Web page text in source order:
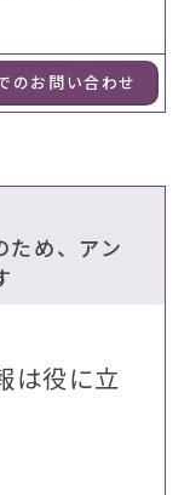
のお問い合わせ
ため、アン
は役に立